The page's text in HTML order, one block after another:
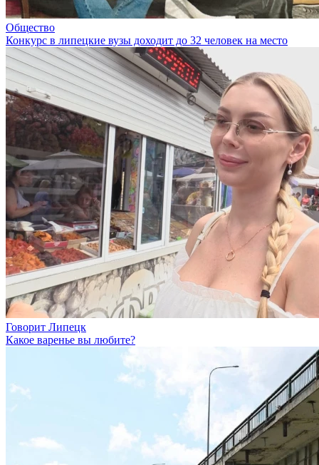
Общество
Конкурс в липецкие вузы доходит до 32 человек на место
Говорит Липецк
Какое варенье вы любите?